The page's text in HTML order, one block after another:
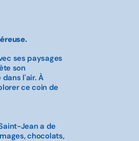
ses paysages
son
l'air. À
ce coin de
Jean a de
chocolats,